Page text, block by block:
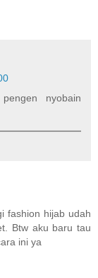
nyobain
fashion hijab udah
Btw aku baru tau
ini ya